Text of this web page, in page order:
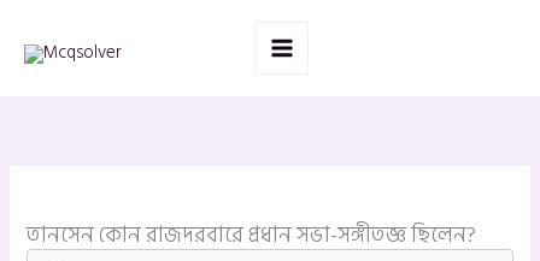
content
তানসেন কোন রাজদরবারে প্রধান সভা-সঙ্গীতজ্ঞ ছিলেন?